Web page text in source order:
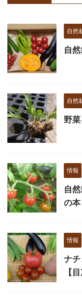
自然
自
自然
野
情報
自
の本
情報
ナ
【